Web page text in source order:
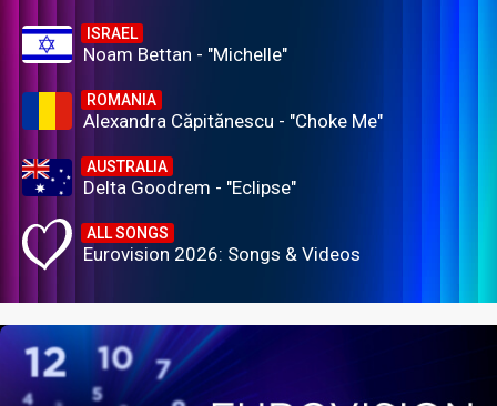
ISRAEL
Noam Bettan - "Michelle"
ROMANIA
Alexandra Căpitănescu - "Choke Me"
AUSTRALIA
Delta Goodrem - "Eclipse"
ALL SONGS
Eurovision 2026: Songs & Videos